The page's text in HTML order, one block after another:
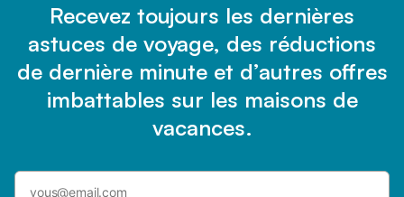
Recevez toujours les dernières
astuces de voyage, des réductions
de dernière minute et d’autres offres
imbattables sur les maisons de
vacances.